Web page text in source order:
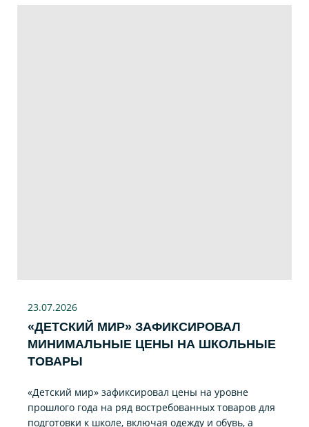
23.07.2026
«ДЕТСКИЙ МИР» ЗАФИКСИРОВАЛ
МИНИМАЛЬНЫЕ ЦЕНЫ НА ШКОЛЬНЫЕ
ТОВАРЫ
«Детский мир» зафиксировал цены на уровне
прошлого года на ряд востребованных товаров для
подготовки к школе, включая одежду и обувь, а